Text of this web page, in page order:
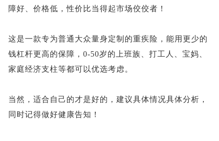
障好、价格低，性价比当得起市场佼佼者！
这是一款专为普通大众量身定制的重疾险，能用更少的
钱杠杆更高的保障， 0-50岁的上班族、打工人、宝妈、
家庭经济支柱等都可以优选考虑。
当然，适合自己的才是好的，建议具体情况具体分析，
同时记得做好健康告知！